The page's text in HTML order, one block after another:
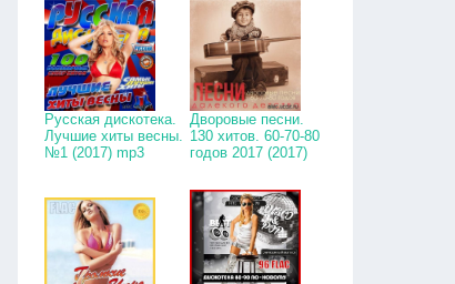
Русская дискотека.
Лучшие хиты весны.
№1 (2017) mp3
Дворовые песни.
130 хитов. 60-70-80
годов 2017 (2017)